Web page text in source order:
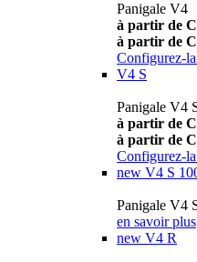
Panigale V4
à partir de
à partir de
Configurez-la
V4 S
Panigale V4
à partir de
à partir de
Configurez-la
new V4 S
Panigale V4
en savoir plus
new V4 R